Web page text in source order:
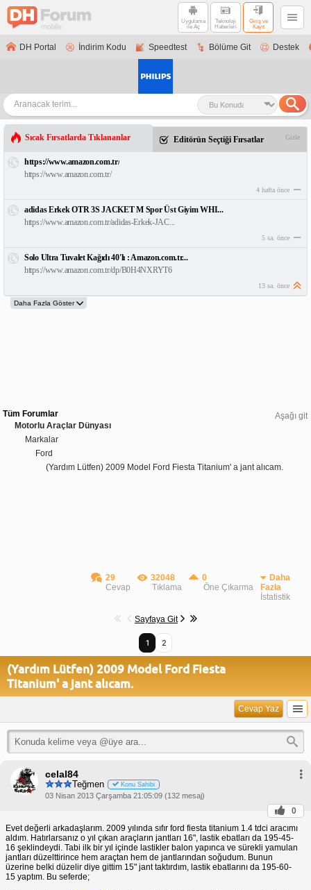
Uygulama
ile Aç
Teknoloji
Haberleri
Giriş ve
Kayıt
DH Portal İndirim Kodu Speedtest Bölüme Git Destek
Sıcak Fırsatlarda Tıklananlar Editörün Seçtiği Fırsatlar Gizle
https://www.amazon.com.tr/
https://www.amazon.com.tr/
4 hafta önce
adidas Erkek OTR 3S JACKET M Spor Üst Giyim WHI...
https://www.amazon.com.tr/adidas-Erkek-JAC...
5 sa. önce
Solo Ultra Tuvalet Kağıdı 40'lı : Amazon.com.tr...
https://www.amazon.com.tr/dp/B0H4NXRYT6
13 sa. önce
Aşağı git
Tüm Forumlar
Motorlu Araçlar Dünyası
Markalar
Ford
(Yardım Lütfen) 2009 Model Ford Fiesta Titanium' a jant alıcam.
29
Cevap
32048
Tıklama
0
Öne Çıkarma
Daha
Fazla
İstatistik
Sayfaya Git
1 2
(Yardım Lütfen) 2009 Model Ford Fiesta
Titanium' a jant alıcam.
Cevap Yaz
celal84
Teğmen Konu Sahibi
03 Nisan 2013 Çarşamba 21:05:09 (132 mesaj)
0
Evet değerli arkadaşlarım. 2009 yılında sıfır ford fiesta titanium 1.4 tdci aracımı
aldım. Hatırlarsanız o yıl çıkan araçların jantları 16", lastik ebatları da 195-45-
16 şeklindeydi. Tabi ilk bir yıl içinde lastikler balon yapınca ve sürekli yamulan
jantları düzelttirince hem araçtan hem de jantlarından soğudum. Bunun
üzerine belki düzelir diye gittim 15" jant taktırdım, lastik ebatlarını da 195-60-
15 yaptım. Bu seferde;